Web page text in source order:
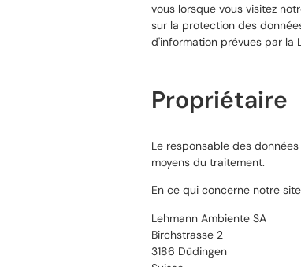
vous lorsque vous visitez
sur la protection des
d'information prévues par la
Propriétaire
Le responsable des
moyens du traitement.
En ce qui concerne notre
Lehmann Ambiente SA
Birchstrasse 2
3186 Düdingen